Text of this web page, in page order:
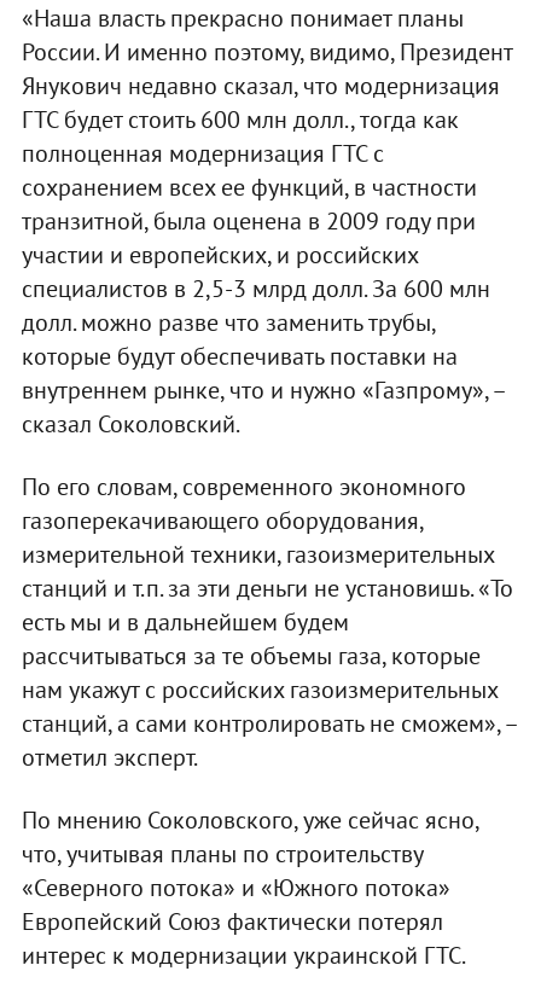
«Наша власть прекрасно понимает планы
России. И именно поэтому, видимо, Президент
Янукович недавно сказал, что модернизация
ГТС будет стоить 600 млн долл., тогда как
полноценная модернизация ГТС с
сохранением всех ее функций, в частности
транзитной, была оценена в 2009 году при
участии и европейских, и российских
специалистов в 2,5-3 млрд долл. За 600 млн
долл. можно разве что заменить трубы,
которые будут обеспечивать поставки на
внутреннем рынке, что и нужно «Газпрому», –
сказал Соколовский.
По его словам, современного экономного
газоперекачивающего оборудования,
измерительной техники, газоизмерительных
станций и т.п. за эти деньги не установишь. «То
есть мы и в дальнейшем будем
рассчитываться за те объемы газа, которые
нам укажут с российских газоизмерительных
станций, а сами контролировать не сможем», –
отметил эксперт.
По мнению Соколовского, уже сейчас ясно,
что, учитывая планы по строительству
«Северного потока» и «Южного потока»
Европейский Союз фактически потерял
интерес к модернизации украинской ГТС.